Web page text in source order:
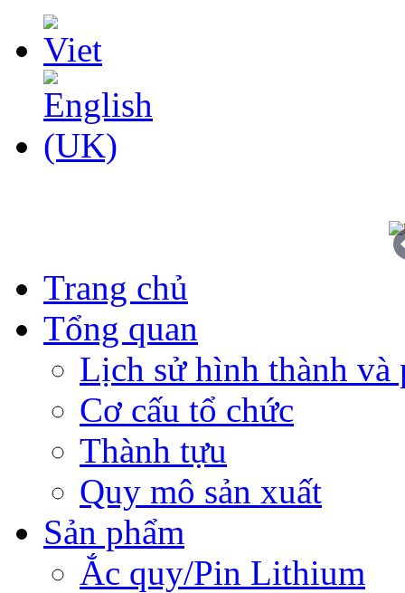
Trang chủ
Tổng quan
Lịch sử hình thành và
Cơ cấu tổ chức
Thành tựu
Quy mô sản xuất
Sản phẩm
Ắc quy/Pin Lithium